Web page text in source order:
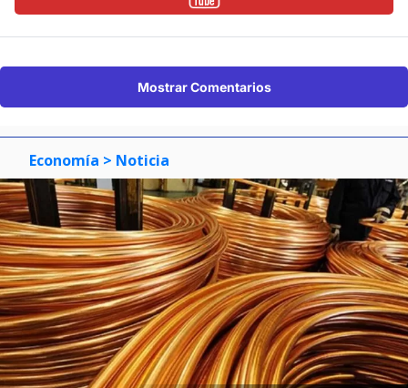
Mostrar Comentarios
Economía > Noticia